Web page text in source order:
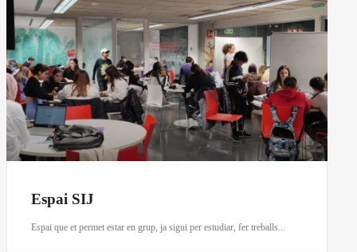
Espai SIJ
Espai que et permet estar en grup, ja sigui per estudiar, fer treballs...